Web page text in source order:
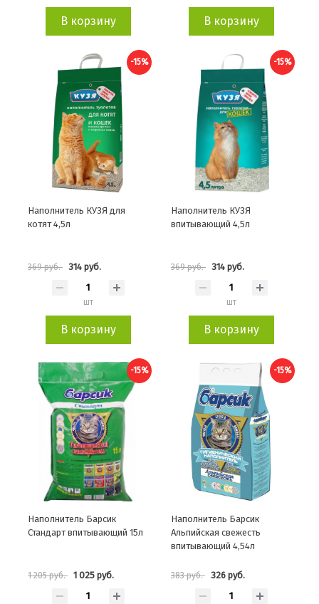
В корзину В корзину
-15%
Наполнитель КУЗЯ для
котят 4,5л
369 руб. 314 руб.
шт
В корзину
-15%
Наполнитель КУЗЯ
впитывающий 4,5л
369 руб. 314 руб.
шт
В корзину
-15%
Наполнитель Барсик
Стандарт впитывающий 15л
1 205 руб. 1 025 руб.
-15%
Наполнитель Барсик
Альпийская свежесть
впитывающий 4,54л
383 руб. 326 руб.